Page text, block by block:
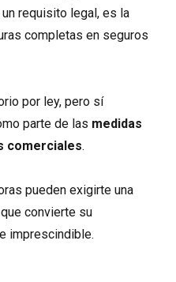
requisito legal, es la
completas en seguros
por ley, pero sí
parte de las medidas
comerciales.
pueden exigirte una
convierte su
imprescindible.